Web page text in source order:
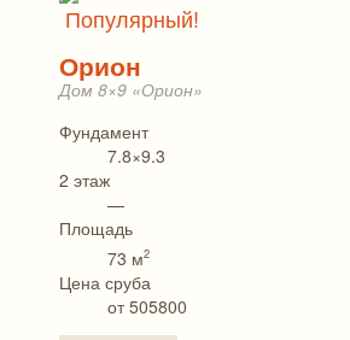
Популярный!
Орион
Дом 8×9 «Орион»
Фундамент
7.8×9.3
2 этаж
—
Площадь
73 м2
Цена сруба
от 505800